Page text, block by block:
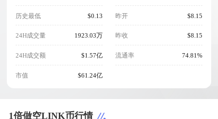
历史最低 $0.13
24H成交量 1923.03万
24H成交额 $1.57亿
市值 $61.24亿
昨开 $8.15
昨收 $8.15
流通率 74.81%
1倍做空LINK币行情